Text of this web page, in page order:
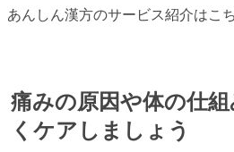
あんしん漢方のサービス紹介はこ
痛みの原因や体の仕
くケアしましょう